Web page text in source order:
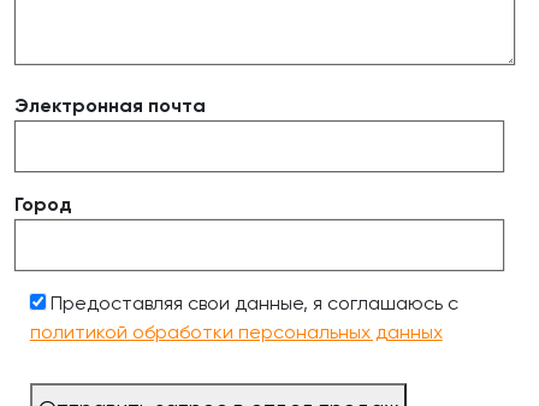
Электронная почта
Город
Предоставляя свои данные, я соглашаюсь с
политикой обработки персональных данных